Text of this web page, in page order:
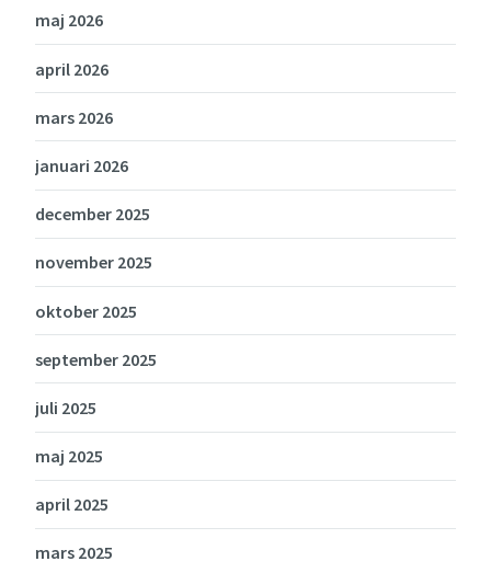
maj 2026
april 2026
mars 2026
januari 2026
december 2025
november 2025
oktober 2025
september 2025
juli 2025
maj 2025
april 2025
mars 2025